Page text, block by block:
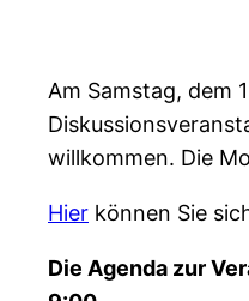
Am Samstag, dem
willkommen. Die
Hier können Sie
Die Agenda zur